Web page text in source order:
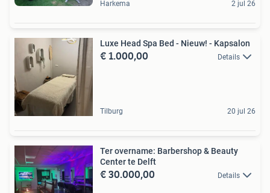
Harkema 2 jul 26
Luxe Head Spa Bed - Nieuw! - Kapsalon
€ 1.000,00 Details
Tilburg 20 jul 26
Ter overname: Barbershop & Beauty
Center te Delft
€ 30.000,00 Details